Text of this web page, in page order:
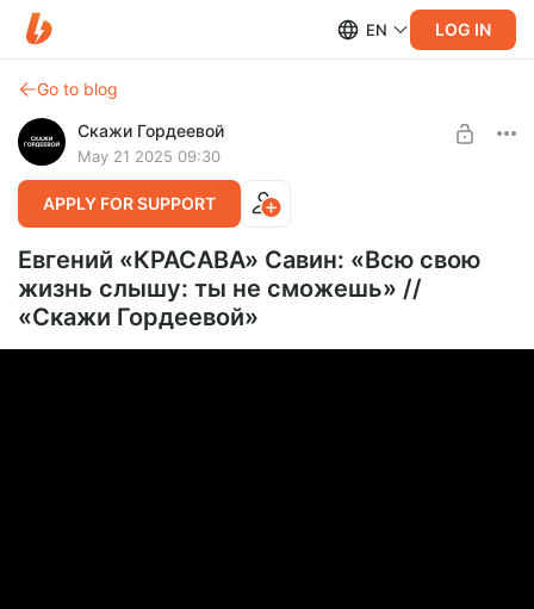
EN LOG IN
Go to blog
Скажи Гордеевой
May 21 2025 09:30
APPLY FOR SUPPORT
Евгений «КРАСАВА» Савин: «Всю свою
жизнь слышу: ты не сможешь» //
«Скажи Гордеевой»